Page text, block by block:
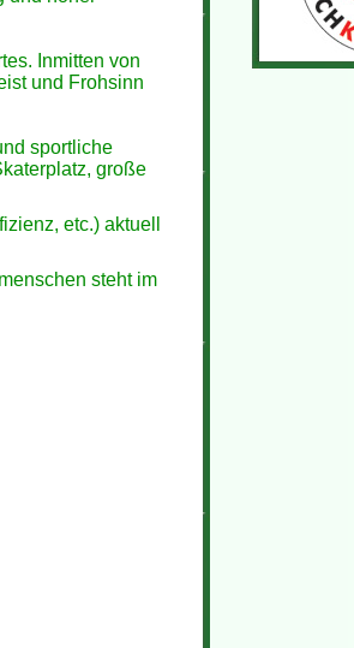
Inmitten von
und Frohsinn
sportliche
große
etc.) aktuell
steht im